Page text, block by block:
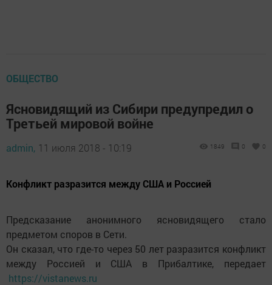
ОБЩЕСТВО
Ясновидящий из Сибири предупредил о
Третьей мировой войне
admin, 11 июля 2018 - 10:19 1849 0 0
Конфликт разразится между США и Россией
Предсказание анонимного ясновидящего стало
предметом споров в Сети.
Он сказал, что где-то через 50 лет разразится конфликт
между Россией и США в Прибалтике, передает
https://vistanews.ru